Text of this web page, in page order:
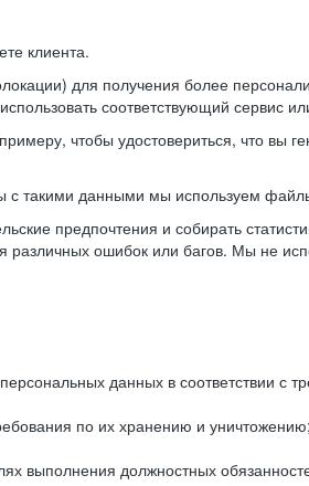
клиента.
для получения более
соответствующий сервис
чтобы удостовериться, что вы
с такими данными мы используем
предпочтения и собирать
различных ошибок или багов. Мы не
данных в соответствии с
по их хранению и уничтожению;
выполнения должностных